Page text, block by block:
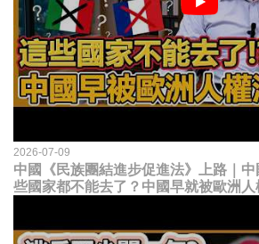
2026-07-09
中國《民族團結進步促進法》上路｜
些國家都不能去了？中國早就被歐洲人